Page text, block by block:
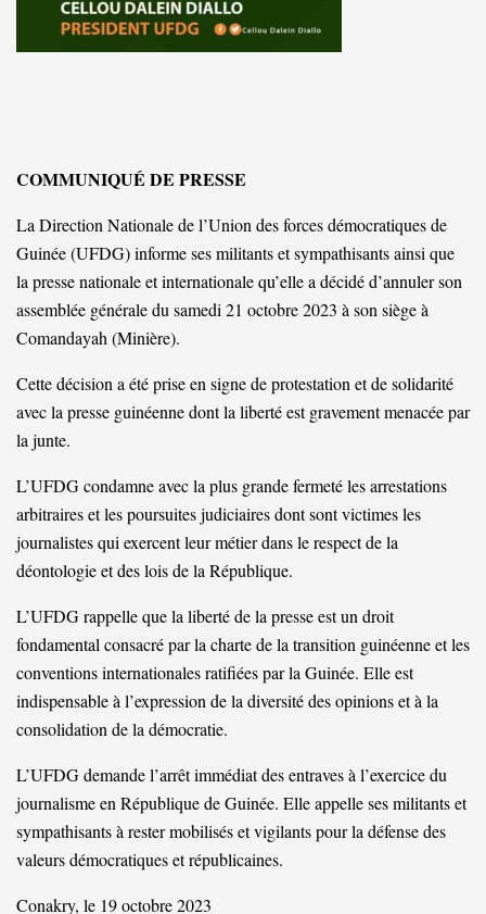
COMMUNIQUÉ DE PRESSE
La Direction Nationale de l’Union des forces démocratiques de
Guinée (UFDG) informe ses militants et sympathisants ainsi que
la presse nationale et internationale qu’elle a décidé d’annuler son
assemblée générale du samedi 21 octobre 2023 à son siège à
Comandayah (Minière).
Cette décision a été prise en signe de protestation et de solidarité
avec la presse guinéenne dont la liberté est gravement menacée par
la junte.
L’UFDG condamne avec la plus grande fermeté les arrestations
arbitraires et les poursuites judiciaires dont sont victimes les
journalistes qui exercent leur métier dans le respect de la
déontologie et des lois de la République.
L’UFDG rappelle que la liberté de la presse est un droit
fondamental consacré par la charte de la transition guinéenne et les
conventions internationales ratifiées par la Guinée. Elle est
indispensable à l’expression de la diversité des opinions et à la
consolidation de la démocratie.
L’UFDG demande l’arrêt immédiat des entraves à l’exercice du
journalisme en République de Guinée. Elle appelle ses militants et
sympathisants à rester mobilisés et vigilants pour la défense des
valeurs démocratiques et républicaines.
Conakry, le 19 octobre 2023